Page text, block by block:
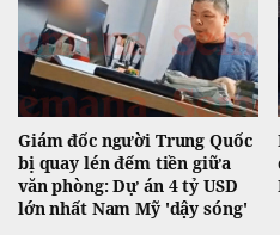
Giám đốc người Trung Quốc
bị quay lén đếm tiền giữa
văn phòng: Dự án 4 tỷ USD
lớn nhất Nam Mỹ 'dậy sóng'